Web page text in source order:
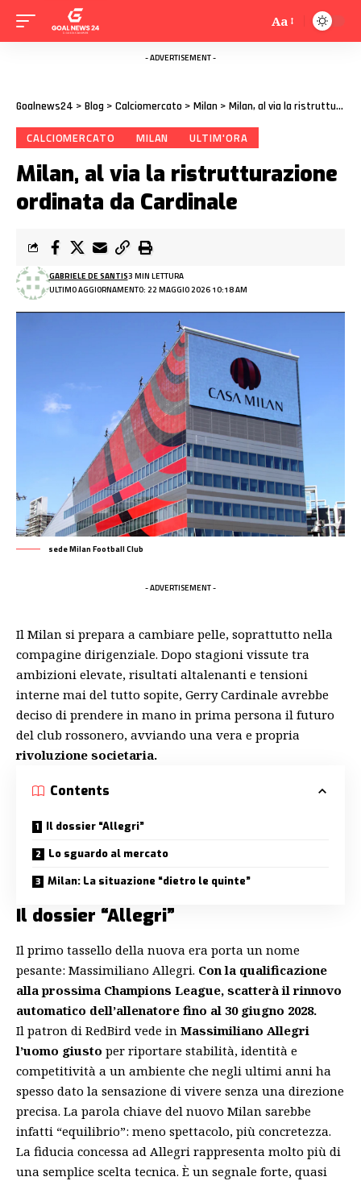
Aa
- ADVERTISEMENT -
Goalnews24 > Blog > Calciomercato > Milan > Milan, al via la ristrutturazione ordinata da Cardinale
CALCIOMERCATO MILAN ULTIM'ORA
Milan, al via la ristrutturazione
ordinata da Cardinale
ULTIMO AGGIORNAMENTO: 22 MAGGIO 2026 10:18 AM
GABRIELE DE SANTIS3 MIN LETTURA
sede Milan Football Club
- ADVERTISEMENT -
Il Milan si prepara a cambiare pelle, soprattutto nella
compagine dirigenziale. Dopo stagioni vissute tra
ambizioni elevate, risultati altalenanti e tensioni
interne mai del tutto sopite, Gerry Cardinale avrebbe
deciso di prendere in mano in prima persona il futuro
del club rossonero, avviando una vera e propria
rivoluzione societaria.
Contents
Il dossier “Allegri”
Lo sguardo al mercato
Milan: La situazione “dietro le quinte”
Il dossier “Allegri”
Il primo tassello della nuova era porta un nome
pesante: Massimiliano Allegri. Con la qualificazione
alla prossima Champions League, scatterà il rinnovo
automatico dell’allenatore fino al 30 giugno 2028.
Il patron di RedBird vede in Massimiliano Allegri
l’uomo giusto per riportare stabilità, identità e
competitività a un ambiente che negli ultimi anni ha
spesso dato la sensazione di vivere senza una direzione
precisa. La parola chiave del nuovo Milan sarebbe
infatti “equilibrio”: meno spettacolo, più concretezza.
La fiducia concessa ad Allegri rappresenta molto più di
una semplice scelta tecnica. È un segnale forte, quasi